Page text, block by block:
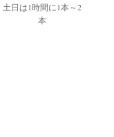
土日は1時間に1本～2
本